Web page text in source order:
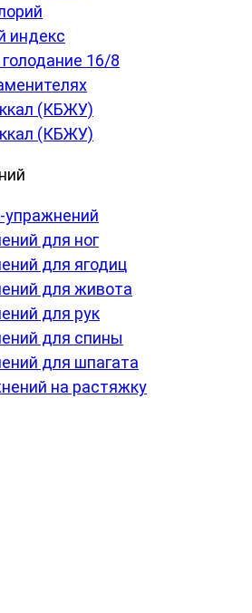
индекс
16/8
(КБЖУ)
(КБЖУ)
упражнений
для ног
для ягодиц
для живота
для рук
для спины
для шпагата
на растяжку